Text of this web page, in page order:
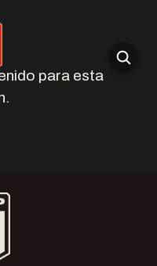
para esta